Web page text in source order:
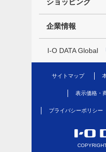
ショッピング
企業情報
I-O DATA Global
サイトマップ
表示価格・
プライバシーポリシー